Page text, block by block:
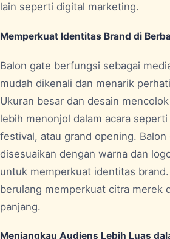
lain seperti digital marketing.
Memperkuat Identitas Brand di
Balon gate berfungsi sebagai
mudah dikenali dan menarik
Ukuran besar dan desain
lebih menonjol dalam acara seperti
festival, atau grand opening. Balon
disesuaikan dengan warna dan
untuk memperkuat identitas
berulang memperkuat citra merek
panjang.
Menjangkau Audiens Lebih Luas